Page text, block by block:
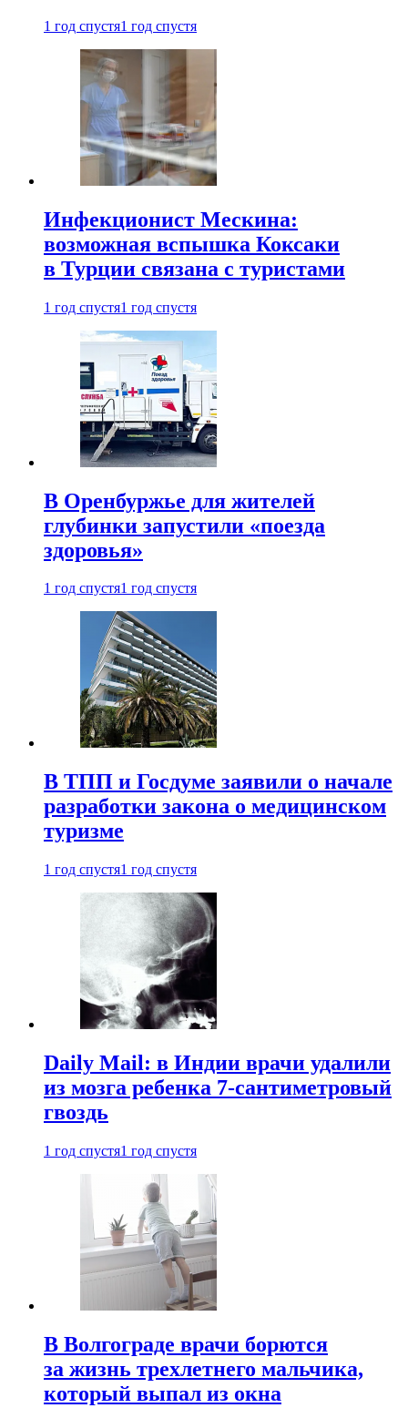
1 год спустя1 год спустя
Инфекционист Мескина:
возможная вспышка Коксаки
в Турции связана с туристами
1 год спустя1 год спустя
В Оренбуржье для жителей
глубинки запустили «поезда
здоровья»
1 год спустя1 год спустя
В ТПП и Госдуме заявили о начале
разработки закона о медицинском
туризме
1 год спустя1 год спустя
Daily Mail: в Индии врачи удалили
из мозга ребенка 7-сантиметровый
гвоздь
1 год спустя1 год спустя
В Волгограде врачи борются
за жизнь трехлетнего мальчика,
который выпал из окна